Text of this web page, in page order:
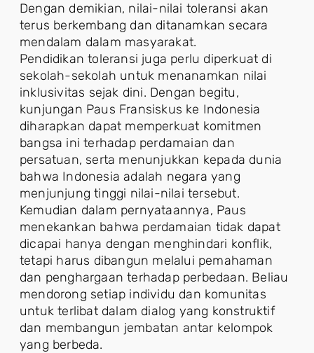
Dengan demikian, nilai-nilai toleransi akan
terus berkembang dan ditanamkan secara
mendalam dalam masyarakat.
Pendidikan toleransi juga perlu diperkuat di
sekolah-sekolah untuk menanamkan nilai
inklusivitas sejak dini. Dengan begitu,
kunjungan Paus Fransiskus ke Indonesia
diharapkan dapat memperkuat komitmen
bangsa ini terhadap perdamaian dan
persatuan, serta menunjukkan kepada dunia
bahwa Indonesia adalah negara yang
menjunjung tinggi nilai-nilai tersebut.
Kemudian dalam pernyataannya, Paus
menekankan bahwa perdamaian tidak dapat
dicapai hanya dengan menghindari konflik,
tetapi harus dibangun melalui pemahaman
dan penghargaan terhadap perbedaan. Beliau
mendorong setiap individu dan komunitas
untuk terlibat dalam dialog yang konstruktif
dan membangun jembatan antar kelompok
yang berbeda.